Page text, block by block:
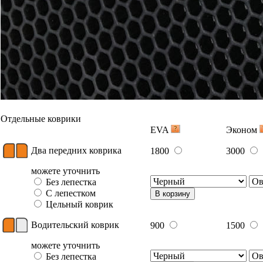
Отдельные коврики
EVA
Эконом
Два передних коврика 1800
3000
можете уточнить
Без лепестка
С лепестком
Цельный коврик
В корзину
Водительский коврик 900
1500
можете уточнить
Без лепестка